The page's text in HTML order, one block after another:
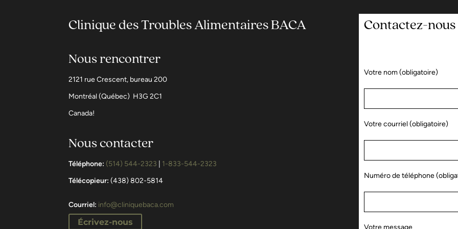
Clinique des Troubles Alimentaires BACA
Nous rencontrer
2121 rue Crescent, bureau 200
Montréal (Québec) H3G 2C1
Canada!
Nous contacter
Téléphone: (514) 544-2323 1-833-544-2323
Télécopieur: (438) 802-5814
Courriel: info@cliniquebaca.com
Écrivez-nous
Contactez-nous
Votre nom (obligatoire)
Votre courriel (obligatoire)
Numéro de téléphone